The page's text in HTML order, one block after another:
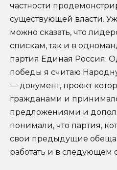
частности
существующей власти.
можно сказать, что
спискам, так и в
партия Единая Россия.
победы я считаю
— документ, проект
гражданами и
предложениями и
понимали, что партия,
свои предыдущие
работать и в следующем